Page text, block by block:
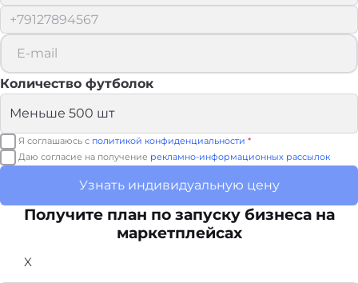
Количество футболок
Я соглашаюсь с политикой конфиденциальности *
Даю согласие на получение рекламно-информационных рассылок
Узнать индивидуальную цену
Получите план по запуску бизнеса на
маркетплейсах
X